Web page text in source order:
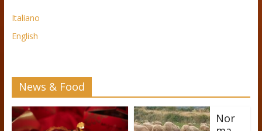
Italiano
English
News & Food
Nor